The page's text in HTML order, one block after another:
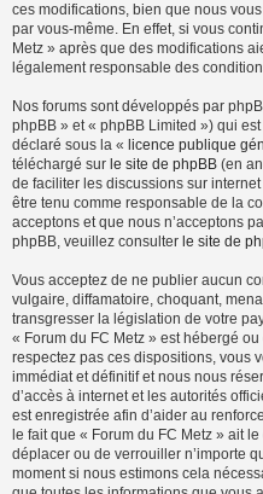
ces modifications, bien que nous
par vous-même. En effet, si vous
Metz » après que des modifications
légalement responsable des
Nos forums sont développés par
phpBB » et « phpBB Limited ») qui
déclaré sous la « licence publique
téléchargé sur le site de phpBB (en
de faciliter les discussions sur
être tenu comme responsable de la
acceptons et que nous n’acceptons
phpBB, veuillez consulter le site de
Vous acceptez de ne publier aucun
vulgaire, diffamatoire, choquant,
transgresser la législation de votre
« Forum du FC Metz » est hébergé
respectez pas ces dispositions, vous
immédiat et définitif et nous nous
d’accès à internet et les autorités
est enregistrée afin d’aider au
le fait que « Forum du FC Metz » ait
déplacer ou de verrouiller n’importe
moment si nous estimons cela